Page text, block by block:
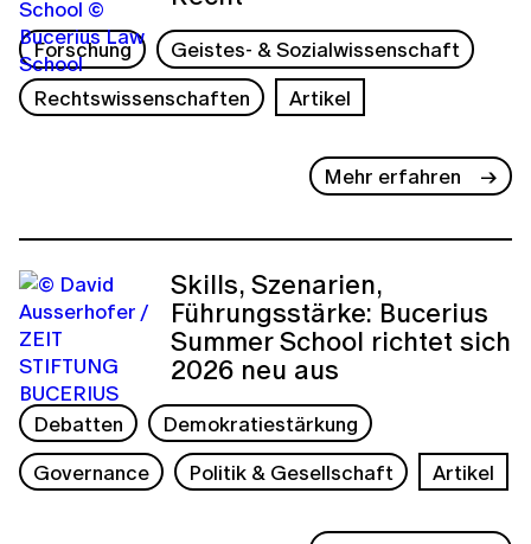
Forschung
Geistes- & Sozialwissenschaft
Rechtswissenschaften
Artikel
Mehr erfahren
Skills, Szenarien,
Führungsstärke: Bucerius
Summer School richtet sich
2026 neu aus
Debatten
Demokratiestärkung
Governance
Politik & Gesellschaft Artikel